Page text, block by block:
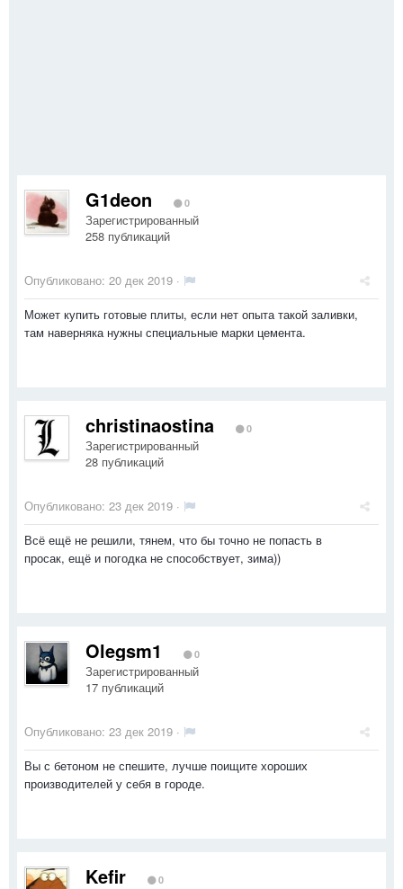
G1deon 0
Зарегистрированный
258 публикаций
Опубликовано: 20 дек 2019 ·
Может купить готовые плиты, если нет опыта такой заливки,
там наверняка нужны специальные марки цемента.
christinaostina 0
Зарегистрированный
28 публикаций
Опубликовано: 23 дек 2019 ·
Всё ещё не решили, тянем, что бы точно не попасть в
просак, ещё и погодка не способствует, зима))
Olegsm1 0
Зарегистрированный
17 публикаций
Опубликовано: 23 дек 2019 ·
Вы с бетоном не спешите, лучше поищите хороших
производителей у себя в городе.
Kefir 0